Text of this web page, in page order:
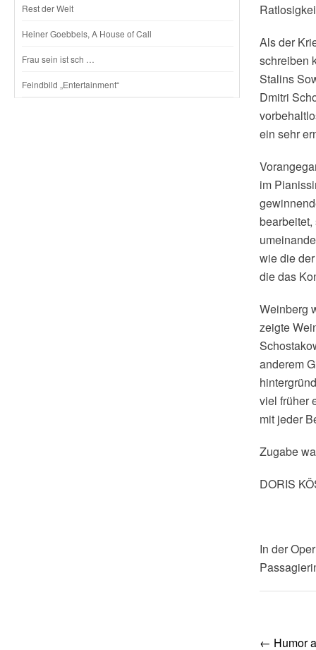
Rest der Welt
Heiner Goebbels, A House of Call
Frau sein ist sch …
Feindbild „Entertainment“
Als der
schreiben
Stalins
Dmitri
ein sehr
im
wie die
die das
Weinberg
zeigte
anderem
viel früher
mit jeder
Zugabe
DORIS
In der
Post
← Humor